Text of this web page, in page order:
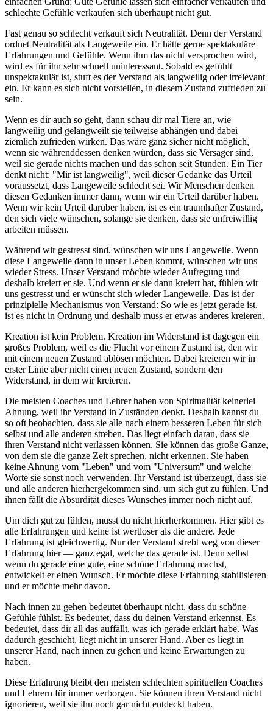
schlechte Gefühle verkaufen sich überhaupt nicht gut.
Fast genau so schlecht verkauft sich Neutralität. Denn der Verstand
ordnet Neutralität als Langeweile ein. Er hätte gerne spektakuläre
Erfahrungen und Gefühle. Wenn ihm das nicht versprochen wird,
wird es für ihn sehr schnell uninteressant. Sobald es gefühlt
unspektakulär ist, stuft es der Verstand als langweilig oder irrelevant
ein. Er kann es sich nicht vorstellen, in diesem Zustand zufrieden zu
sein.
Wenn es dir auch so geht, dann schau dir mal Tiere an, wie
langweilig und gelangweilt sie teilweise abhängen und dabei
ziemlich zufrieden wirken. Das wäre ganz sicher nicht möglich,
wenn sie währenddessen denken würden, dass sie Versager sind,
weil sie gerade nichts machen und das schon seit Stunden. Ein Tier
denkt nicht: "Mir ist langweilig", weil dieser Gedanke das Urteil
voraussetzt, dass Langeweile schlecht sei. Wir Menschen denken
diesen Gedanken immer dann, wenn wir ein Urteil darüber haben.
Wenn wir kein Urteil darüber haben, ist es ein traumhafter Zustand,
den sich viele wünschen, solange sie denken, dass sie unfreiwillig
arbeiten müssen.
Während wir gestresst sind, wünschen wir uns Langeweile. Wenn
diese Langeweile dann in unser Leben kommt, wünschen wir uns
wieder Stress. Unser Verstand möchte wieder Aufregung und
deshalb kreiert er sie. Und wenn er sie dann kreiert hat, fühlen wir
uns gestresst und er wünscht sich wieder Langeweile. Das ist der
prinzipielle Mechanismus von Verstand: So wie es jetzt gerade ist,
ist es nicht in Ordnung und deshalb muss er etwas anderes kreieren.
Kreation ist kein Problem. Kreation im Widerstand ist dagegen ein
großes Problem, weil es die Flucht vor einem Zustand ist, den wir
mit einem neuen Zustand ablösen möchten. Dabei kreieren wir in
erster Linie aber nicht einen neuen Zustand, sondern den
Widerstand, in dem wir kreieren.
Die meisten Coaches und Lehrer haben von Spiritualität keinerlei
Ahnung, weil ihr Verstand in Zuständen denkt. Deshalb kannst du
so oft beobachten, dass sie alle nach einem besseren Leben für sich
selbst und alle anderen streben. Das liegt einfach daran, dass sie
ihren Verstand nicht verlassen können. Sie können das große Ganze,
von dem sie die ganze Zeit sprechen, nicht erkennen. Sie haben
keine Ahnung vom "Leben" und vom "Universum" und welche
Worte sie sonst noch verwenden. Ihr Verstand ist überzeugt, dass sie
und alle anderen hierhergekommen sind, um sich gut zu fühlen. Und
ihnen fällt die Absurdität dieses Wunsches immer noch nicht auf.
Um dich gut zu fühlen, musst du nicht hierherkommen. Hier gibt es
alle Erfahrungen und keine ist wertloser als die andere. Jede
Erfahrung ist gleichwertig. Nur der Verstand strebt weg von dieser
Erfahrung hier — ganz egal, welche das gerade ist. Denn selbst
wenn du gerade eine gute, eine schöne Erfahrung machst,
entwickelt er einen Wunsch. Er möchte diese Erfahrung stabilisieren
und er möchte mehr davon.
Nach innen zu gehen bedeutet überhaupt nicht, dass du schöne
Gefühle fühlst. Es bedeutet, dass du deinen Verstand erkennst. Es
bedeutet, dass dir all das auffällt, was ich gerade erklärt habe. Was
dadurch geschieht, liegt nicht in unserer Hand. Aber es liegt in
unserer Hand, nach innen zu gehen und keine Erwartungen zu
haben.
Diese Erfahrung bleibt den meisten schlechten spirituellen Coaches
und Lehrern für immer verborgen. Sie können ihren Verstand nicht
ignorieren, weil sie ihn noch gar nicht entdeckt haben.